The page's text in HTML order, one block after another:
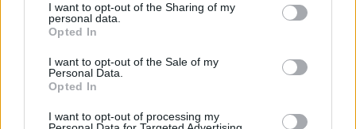
not limited to your visit or usage behaviour. You may click to
grant or deny consent to Google and its third-party tags to
use your data for below specified purposes in below Google
consent section.
I want to opt-out of the Sharing of my
personal data.
Opted In
I want to opt-out of the Sale of my
Personal Data.
Opted In
I want to opt-out of processing my
Continua a leggere
GUIDE